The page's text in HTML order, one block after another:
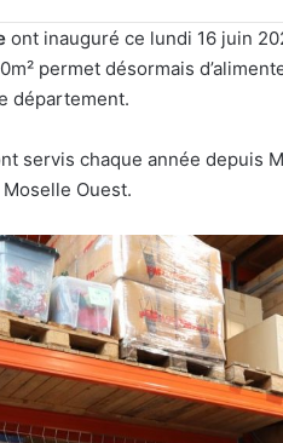
ont inauguré ce lundi 16 juin
permet désormais
département.
servis chaque année depuis
Ouest.